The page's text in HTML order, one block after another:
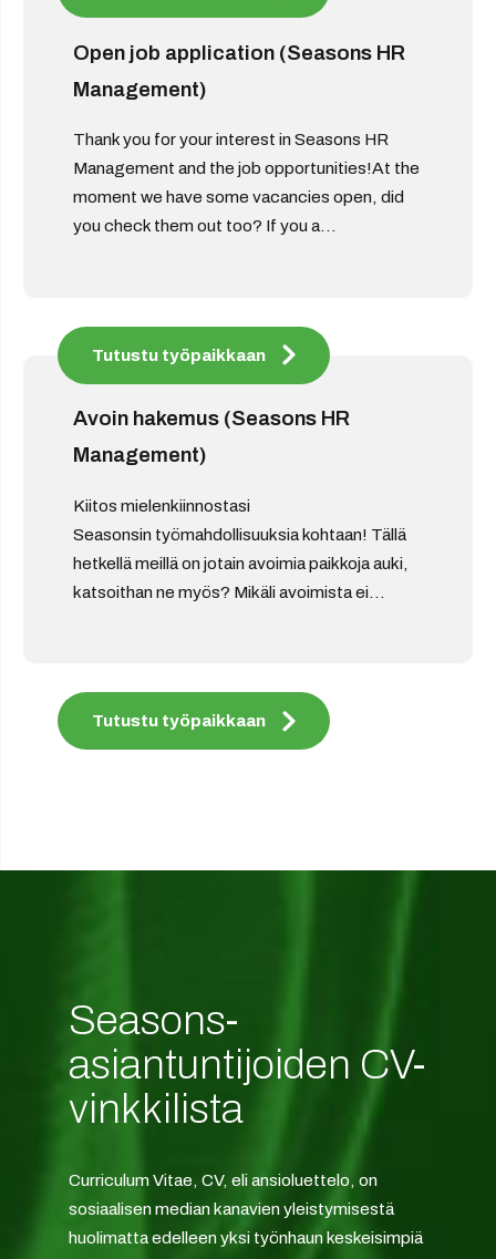
Open job application (Seasons HR
Management)
Thank you for your interest in Seasons HR
Management and the job opportunities!At the
moment we have some vacancies open, did
you check them out too? If you a...
Tutustu työpaikkaan
Avoin hakemus (Seasons HR
Management)
Kiitos mielenkiinnostasi
Seasonsin työmahdollisuuksia kohtaan! Tällä
hetkellä meillä on jotain avoimia paikkoja auki,
katsoithan ne myös? Mikäli avoimista ei...
Tutustu työpaikkaan
Seasons-
asiantuntijoiden CV-
vinkkilista
Curriculum Vitae, CV, eli ansioluettelo, on
sosiaalisen median kanavien yleistymisestä
huolimatta edelleen yksi työnhaun keskeisimpiä